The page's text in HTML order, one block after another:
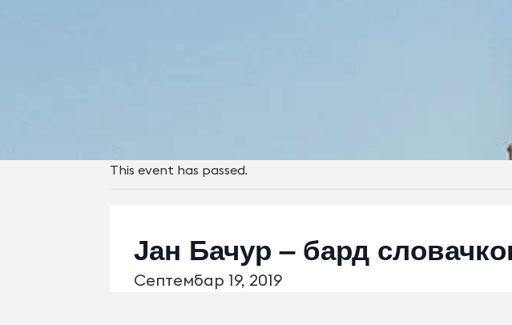
This event has passed.
Јан Бачур – бард
Септембар 19, 2019